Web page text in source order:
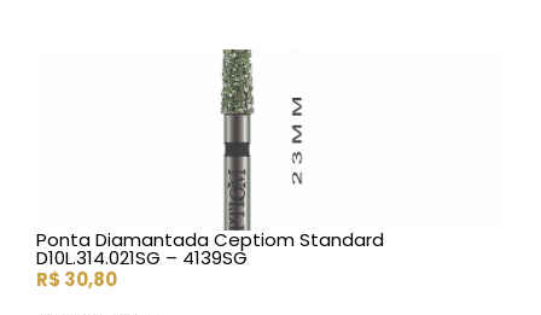
Ponta Diamantada Ceptiom Standard
D10L.314.021SG – 4139SG
R$ 30,80